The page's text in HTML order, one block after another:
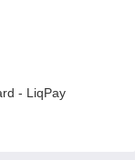
- LiqPay